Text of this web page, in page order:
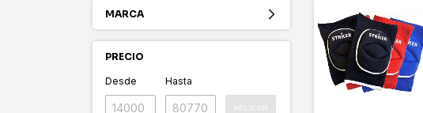
MARCA
PRECIO
Desde Hasta